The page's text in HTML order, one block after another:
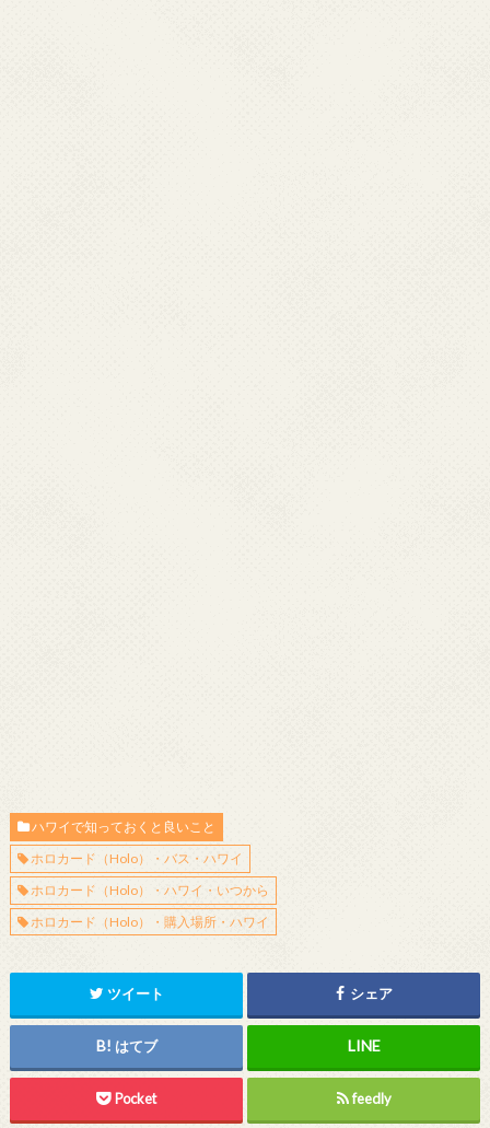
ハワイで知っておくと良いこと
ホロカード（Holo）・バス・ハワイ
ホロカード（Holo）・ハワイ・いつから
ホロカード（Holo）・購入場所・ハワイ
ツイート シェア
はてブ
Pocket feedly